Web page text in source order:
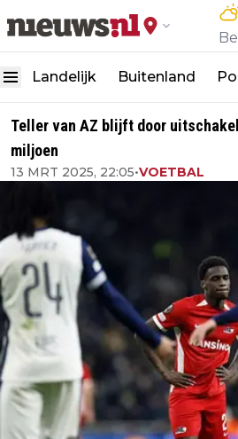
Landelijk Buitenland
Teller van AZ blijft door
miljoen
13 MRT 2025, 22:05•VOETBAL